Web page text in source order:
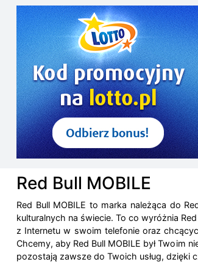
Red Bull MOBILE
Red Bull MOBILE to marka należąca do
kulturalnych na świecie. To co wyróżnia
z Internetu w swoim telefonie oraz
Chcemy, aby Red Bull MOBILE był Twoim
pozostają zawsze do Twoich usług, dzięki